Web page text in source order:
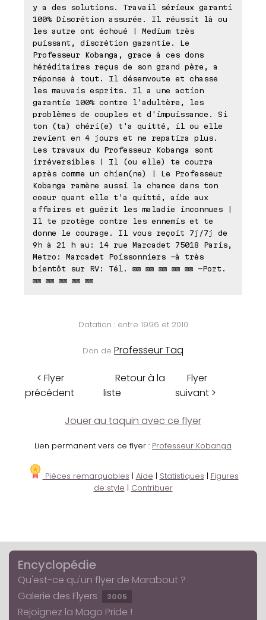
y a des solutions. Travail sérieux garanti
100% Discrétion assurée. Il réussit là ou
les autre ont échoué | Medium très
puissant, discrétion garantie. Le
Professeur Kobanga, grace à ces dons
héréditaires reçus de son grand père, a
réponse à tout. Il désenvoute et chasse
les mauvais esprits. Il a une action
garantie 100% contre l'adultère, les
problèmes de couples et d'impuissance. Si
ton (ta) chéri(e) t'a quitté, il ou elle
revient en 4 jours et ne repatira plus.
Les travaux du Professeur Kobanga sont
irréversibles | Il (ou elle) te courra
après comme un chien(ne) | Le Professeur
Kobanga ramène aussi la chance dans ton
coeur quant elle t'a quitté, aide aux
affaires et guérit les maladie inconnues |
Il te protège contre les ennemis et te
donne le courage. Il vous reçoit 7j/7j de
9h à 21 h au: 14 rue Marcadet 75018 Paris,
Metro: Marcadet Poissonniers -à très
bientôt sur RV: Tél. ⊠⊠ ⊠⊠ ⊠⊠ ⊠⊠ ⊠⊠ -Port.
⊠⊠ ⊠⊠ ⊠⊠ ⊠⊠ ⊠⊠
Datation : entre 1996 et 2010
Don de Professeur Taq
< Flyer
précédent
Retour à la
liste
Flyer
suivant >
Jouer au taquin avec ce flyer
Lien permanent vers ce flyer : Professeur Kobanga
Pièces remarquables | Aide | Statistiques | Figures
de style | Contribuer
Encyclopédie
Qu'est-ce qu'un flyer de Marabout ?
Galerie des Flyers
3005
Rejoignez la Mago Pride !